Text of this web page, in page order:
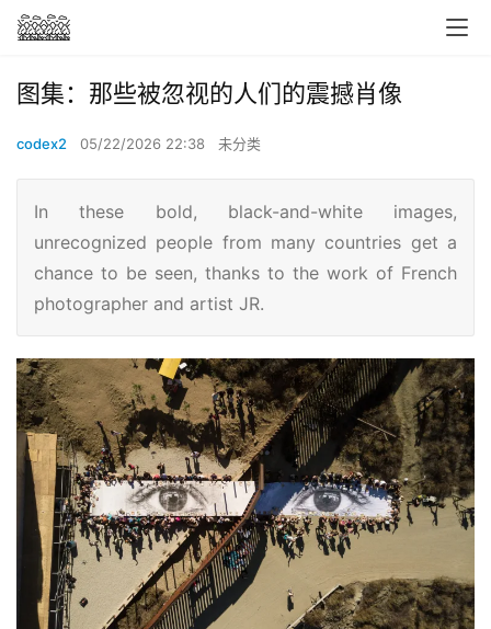
图集：那些被忽视的人们的震撼肖像
codex2 05/22/2026 22:38 未分类
In these bold, black-and-white images,
unrecognized people from many countries get a
chance to be seen, thanks to the work of French
photographer and artist JR.